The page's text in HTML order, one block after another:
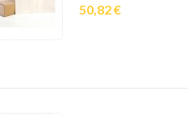
Precio
50,82 €